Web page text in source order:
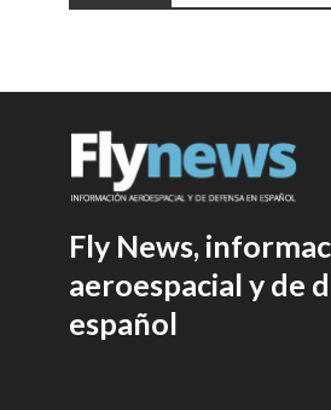
Fly News,
aeroespacial y de
español